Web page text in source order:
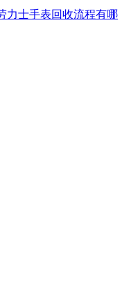
力士手表回收流程有哪